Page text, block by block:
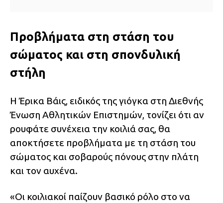
Προβλήματα στη στάση του
σώματος και στη σπονδυλική
στήλη
Η Έρικα Βάις, ειδικός της γιόγκα στη Διεθνής
Ένωση Αθλητικών Επιστημών, τονίζει ότι αν
ρουφάτε συνέχεια την κοιλιά σας, θα
αποκτήσετε προβλήματα με τη στάση του
σώματος και σοβαρούς πόνους στην πλάτη
και τον αυχένα.
«Οι κοιλιακοί παίζουν βασικό ρόλο στο να